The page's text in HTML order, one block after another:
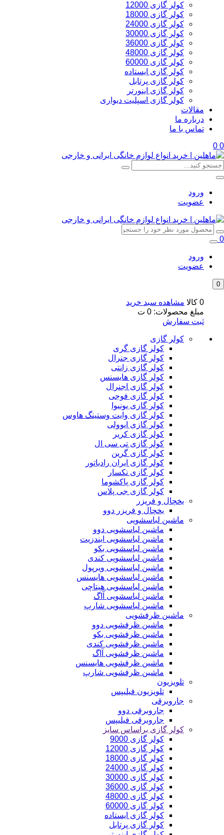
کولر گازی 12000
کولر گازی 18000
کولر گازی 24000
کولر گازی 30000
کولر گازی 36000
کولر گازی 48000
کولر گازی 60000
کولر گازی ایستاده
کولر گازی پرتابل
کولر گازی اینورتر
کولر گازی اسپلیت دیواری
مقالات
درباره ما
تماس با ما
0
0
ورود
عضویت
0
ورود
عضویت
0
0 کالا
مشاهده سبد خرید
مبلغ محصولات: 0 ت
ثبت سفارش
کولر گازی
کولر گازی گری
کولر گازی جنرال
کولر گازی زانتی
کولر گازی هایسنس
کولر گازی اجنرال
کولر گازی فوجی
کولر گازی یونیوا
کولر گازی وایت وستینگ هاوس
کولر گازی ایوولی
کولر گازی کریر
کولر گازی تی سی ال
کولر گازی گرین
کولر گازی ایران رادیاتور
کولر گازی نکسار
کولر گازی پاکشوما
کولر گازی جی پلاس
یخچال و فریزر
یخچال و فریزر دوو
ماشین لباسشویی
ماشین لباسشویی دوو
ماشین لباسشویی ایندزیت
ماشین لباسشویی بکو
ماشین لباسشویی کندی
ماشین لباسشویی ویرپول
ماشین لباسشویی هایسنس
ماشین لباسشویی هیتاچی
ماشین لباسشویی آاگ
ماشین لباسشویی شارپ
ماشین ظرفشویی
ماشین ظرفشویی دوو
ماشین ظرفشویی بکو
ماشین ظرفشویی کندی
ماشین ظرفشویی آاگ
ماشین ظرفشویی هایسنس
ماشین ظرفشویی شارپ
تلویزیون
تلویزیون فیلیپس
جاروبرقی
جاروبرقی دوو
جاروبرقی فیلیپس
کولر گازی براساس سایز
کولر گازی 9000
کولر گازی 12000
کولر گازی 18000
کولر گازی 24000
کولر گازی 30000
کولر گازی 36000
کولر گازی 48000
کولر گازی 60000
کولر گازی ایستاده
کولر گازی پرتابل